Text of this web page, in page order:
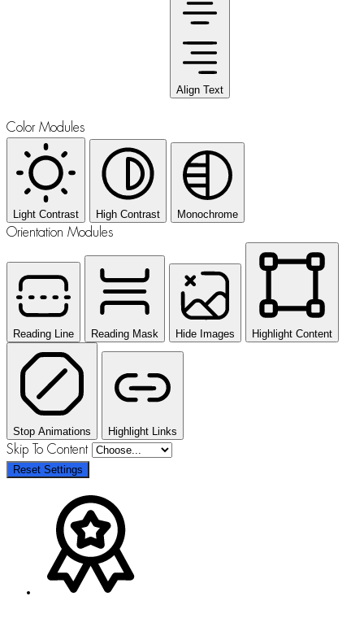
Align Text
Color Modules
Light Contrast High Contrast Monochrome
Orientation Modules
Reading Line Reading Mask Hide Images Highlight Content
Stop Animations Highlight Links
Skip To Content
Reset Settings